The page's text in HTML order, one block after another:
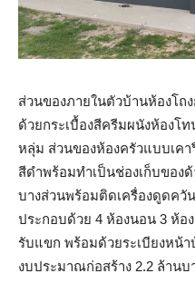
ส่วนของภายในตัวบ้านห้องโถ
ด้วยกระเบื้องสีครีมผนังห้องโ
หลุ่ม ส่วนของห้องครัวแบบเคา
สีดำพร้อมทำเป็นช่องเก็บของ
บางส่วนพร้อมติดเครื่องดูดค
ประกอบด้วย 4 ห้องนอน 3 ห้อ
รับแขก พร้อมด้วยระเบียงหน้
งบประมาณก่อสร้าง 2.2 ล้านบ